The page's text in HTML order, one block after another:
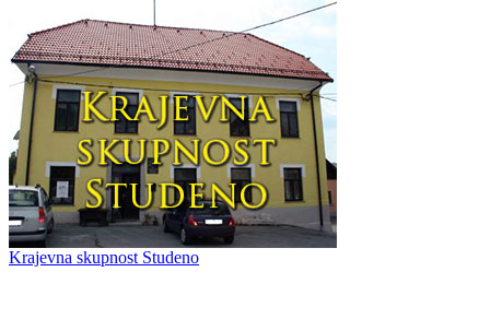
Krajevna skupnost Studeno